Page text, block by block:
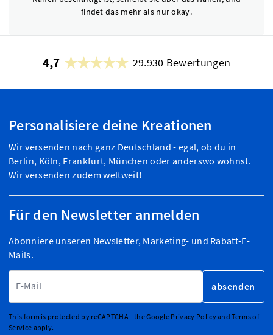
findet das mehr als nur okay.
4,7 29.930 Bewertungen
Personalisiere deine Kreationen
Wir versenden nach ganz Deutschland - egal, ob du in
Berlin, Köln, Frankfurt, München oder anderswo wohnst.
Wir versenden zudem weltweit!
Für den Newsletter anmelden
Abonniere unseren Newsletter, Marketing- und Rabatt-E-
Mails.
absenden
This form is protected by reCAPTCHA - theGoogle Privacy PolicyandTerms of
Service apply.